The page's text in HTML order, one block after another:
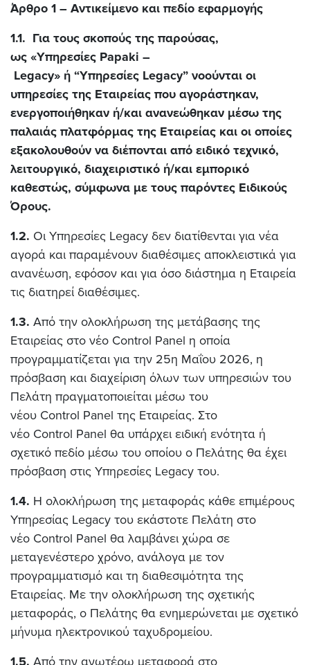
Άρθρο 1 – Αντικείμενο και πεδίο εφαρμογής
1.1. Για τους σκοπούς της παρούσας,
ως «Υπηρεσίες Papaki –
Legacy» ή “Υπηρεσίες Legacy” νοούνται οι
υπηρεσίες της Εταιρείας που αγοράστηκαν,
ενεργοποιήθηκαν ή/και ανανεώθηκαν μέσω της
παλαιάς πλατφόρμας της Εταιρείας και οι οποίες
εξακολουθούν να διέπονται από ειδικό τεχνικό,
λειτουργικό, διαχειριστικό ή/και εμπορικό
καθεστώς, σύμφωνα με τους παρόντες Ειδικούς
Όρους.
1.2. Οι Υπηρεσίες Legacy δεν διατίθενται για νέα
αγορά και παραμένουν διαθέσιμες αποκλειστικά για
ανανέωση, εφόσον και για όσο διάστημα η Εταιρεία
τις διατηρεί διαθέσιμες.
1.3. Από την ολοκλήρωση της μετάβασης της
Εταιρείας στο νέο Control Panel η οποία
προγραμματίζεται για την 25η Μαΐου 2026, η
πρόσβαση και διαχείριση όλων των υπηρεσιών του
Πελάτη πραγματοποιείται μέσω του
νέου Control Panel της Εταιρείας. Στο
νέο Control Panel θα υπάρχει ειδική ενότητα ή
σχετικό πεδίο μέσω του οποίου ο Πελάτης θα έχει
πρόσβαση στις Υπηρεσίες Legacy του.
1.4. Η ολοκλήρωση της μεταφοράς κάθε επιμέρους
Υπηρεσίας Legacy του εκάστοτε Πελάτη στο
νέο Control Panel θα λαμβάνει χώρα σε
μεταγενέστερο χρόνο, ανάλογα με τον
προγραμματισμό και τη διαθεσιμότητα της
Εταιρείας. Με την ολοκλήρωση της σχετικής
μεταφοράς, ο Πελάτης θα ενημερώνεται με σχετικό
μήνυμα ηλεκτρονικού ταχυδρομείου.
1.5. Από την ανωτέρω μεταφορά στο